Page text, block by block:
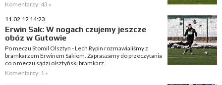
Komentarzy: 43 »
11.02.12 14:23
Erwin Sak: W nogach czujemy jeszcze
obóz w Gutowie
Po meczu Stomil Olsztyn - Lech Rypin rozmawialiśmy z
bramkarzem Erwinem Sakiem. Zapraszamy do przeczytania
co o meczu sądzi olsztyński bramkarz.
Komentarzy: 1 »